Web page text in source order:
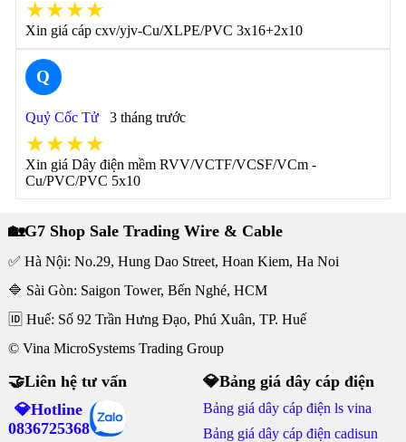
★★★★
Xin giá cáp cxv/yjv-Cu/XLPE/PVC 3x16+2x10
Q
Quỷ Cốc Tử 3 tháng trước
★★★★
Xin giá Dây điện mềm RVV/VCTF/VCSF/VCm -
Cu/PVC/PVC 5x10
🏡G7 Shop Sale Trading Wire & Cable
✅ Hà Nội: No.29, Hung Dao Street, Hoan Kiem, Ha Noi
🔷 Sài Gòn: Saigon Tower, Bến Nghé, HCM
🆔 Huế: Số 92 Trần Hưng Đạo, Phú Xuân, TP. Huế
© Vina MicroSystems Trading Group
🤝Liên hệ tư vấn
💎Hotline
0836725368
💎Bảng giá dây cáp điện
Bảng giá dây cáp điện ls vina
Bảng giá dây cáp điện cadisun